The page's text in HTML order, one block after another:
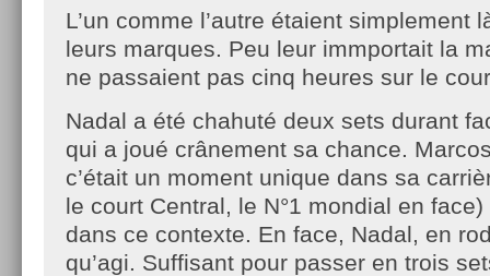
L’un comme l’autre étaient simplement
leurs marques. Peu leur immportait la
ne passaient pas cinq heures sur le
Nadal a été chahuté deux sets durant
qui a joué crânement sa chance.
c’était un moment unique dans sa
le court Central, le N°1 mondial en face)
dans ce contexte. En face, Nadal, en
qu’agi. Suffisant pour passer en trois